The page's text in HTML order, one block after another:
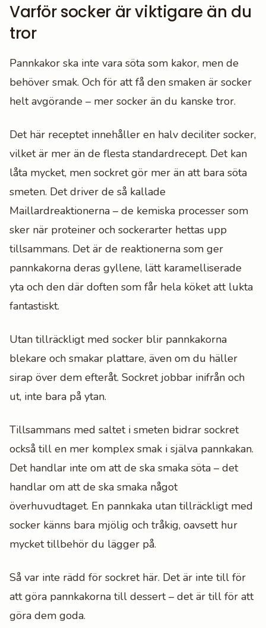
Varför socker är viktigare än du
tror
Pannkakor ska inte vara söta som kakor, men de
behöver smak. Och för att få den smaken är socker
helt avgörande – mer socker än du kanske tror.
Det här receptet innehåller en halv deciliter socker,
vilket är mer än de flesta standardrecept. Det kan
låta mycket, men sockret gör mer än att bara söta
smeten. Det driver de så kallade
Maillardreaktionerna – de kemiska processer som
sker när proteiner och sockerarter hettas upp
tillsammans. Det är de reaktionerna som ger
pannkakorna deras gyllene, lätt karamelliserade
yta och den där doften som får hela köket att lukta
fantastiskt.
Utan tillräckligt med socker blir pannkakorna
blekare och smakar plattare, även om du häller
sirap över dem efteråt. Sockret jobbar inifrån och
ut, inte bara på ytan.
Tillsammans med saltet i smeten bidrar sockret
också till en mer komplex smak i själva pannkakan.
Det handlar inte om att de ska smaka söta – det
handlar om att de ska smaka något
överhuvudtaget. En pannkaka utan tillräckligt med
socker känns bara mjölig och tråkig, oavsett hur
mycket tillbehör du lägger på.
Så var inte rädd för sockret här. Det är inte till för
att göra pannkakorna till dessert – det är till för att
göra dem goda.